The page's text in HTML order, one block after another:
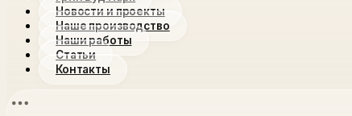
Новости и проекты
Наше производство
Наши работы
Статьи
Контакты